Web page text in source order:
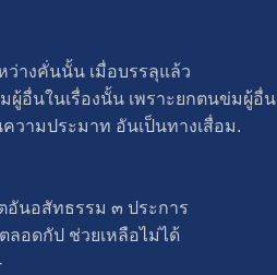
งคั่นนั้น เมื่อบรรลุแล้ว
ผู้อื่นในเรื่องนั้น เพราะยกตนข่มผู้อื่น
วามประมาท อันเป็นทางเสื่อม.
อสัทธรรม ๓ ประการ
ลอดกัป ช่วยเหลือไม่ได้